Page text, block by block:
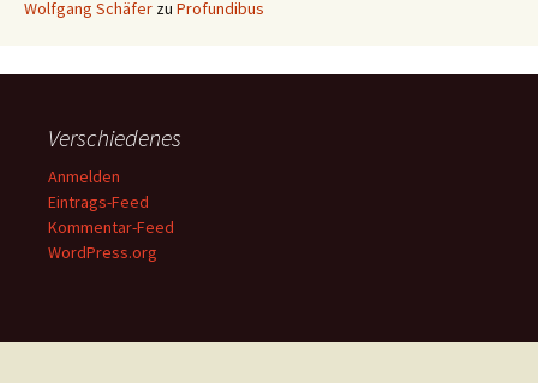
Wolfgang Schäfer zu Profundibus
Verschiedenes
Anmelden
Eintrags-Feed
Kommentar-Feed
WordPress.org